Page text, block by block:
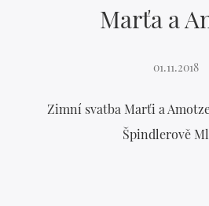
Marťa a
01.11.2018
Zimní svatba Marťi a
Špindlerově